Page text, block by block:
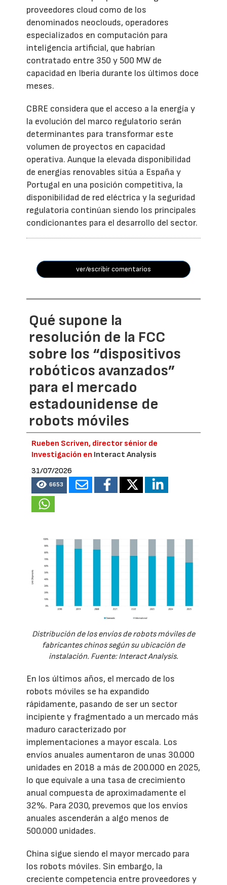
proveedores cloud como de los
denominados neoclouds, operadores
especializados en computación para
inteligencia artificial, que habrían
contratado entre 350 y 500 MW de
capacidad en Iberia durante los últimos doce
meses.
CBRE considera que el acceso a la energía y
la evolución del marco regulatorio serán
determinantes para transformar este
volumen de proyectos en capacidad
operativa. Aunque la elevada disponibilidad
de energías renovables sitúa a España y
Portugal en una posición competitiva, la
disponibilidad de red eléctrica y la seguridad
regulatoria continúan siendo los principales
condicionantes para el desarrollo del sector.
ver/escribir comentarios
Qué supone la
resolución de la FCC
sobre los “dispositivos
robóticos avanzados”
para el mercado
estadounidense de
robots móviles
Rueben Scriven, director sénior de
Investigación en Interact Analysis
31/07/2026
6653
Distribución de los envíos de robots móviles de
fabricantes chinos según su ubicación de
instalación. Fuente: Interact Analysis.
En los últimos años, el mercado de los
robots móviles se ha expandido
rápidamente, pasando de ser un sector
incipiente y fragmentado a un mercado más
maduro caracterizado por
implementaciones a mayor escala. Los
envíos anuales aumentaron de unas 30.000
unidades en 2018 a más de 200.000 en 2025,
lo que equivale a una tasa de crecimiento
anual compuesta de aproximadamente el
32%. Para 2030, prevemos que los envíos
anuales ascenderán a algo menos de
500.000 unidades.
China sigue siendo el mayor mercado para
los robots móviles. Sin embargo, la
creciente competencia entre proveedores y